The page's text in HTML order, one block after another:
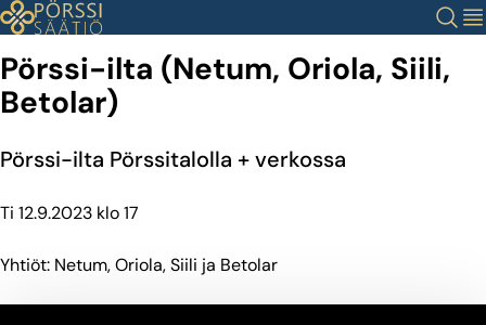
Siirry
sisältöön
Haku
Pörssi-ilta (Netum, Oriola, Siili,
Betolar)
Pörssi-ilta Pörssitalolla + verkossa
Ti 12.9.2023 klo 17
Yhtiöt: Netum, Oriola, Siili ja Betolar